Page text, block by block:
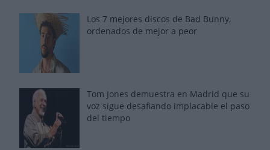
Los 7 mejores discos de Bad Bunny,
ordenados de mejor a peor
Tom Jones demuestra en Madrid que su
voz sigue desafiando implacable el paso
del tiempo